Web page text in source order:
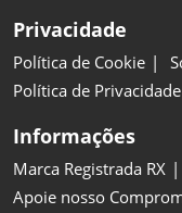
Privacidade
Política de Cookie
Política de Privacidade
Informações
Marca Registrada RX
Apoie nosso